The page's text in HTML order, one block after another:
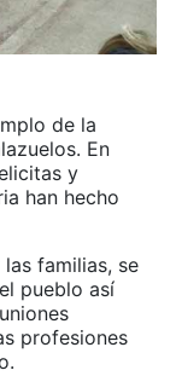
de la
En
y
han hecho
familias, se
pueblo así
profesiones